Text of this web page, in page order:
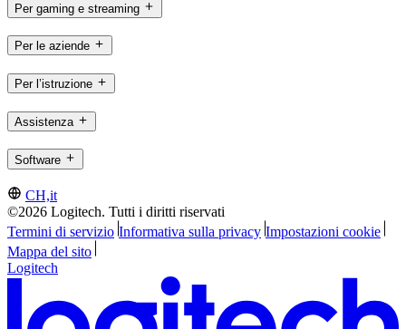
Per gaming e streaming
Per le aziende
Per l’istruzione
Assistenza
Software
CH,it
©2026 Logitech. Tutti i diritti riservati
Termini di servizio Informativa sulla privacy Impostazioni cookie
Mappa del sito
Logitech